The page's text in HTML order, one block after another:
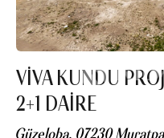
VİVA KUNDU
2+1 DAİRE